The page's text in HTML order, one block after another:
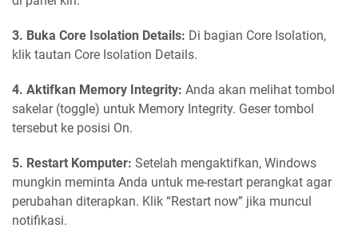
3. Buka Core Isolation Details: Di bagian Core Isolation,
klik tautan Core Isolation Details.
4. Aktifkan Memory Integrity: Anda akan melihat tombol
sakelar (toggle) untuk Memory Integrity. Geser tombol
tersebut ke posisi On.
5. Restart Komputer: Setelah mengaktifkan, Windows
mungkin meminta Anda untuk me-restart perangkat agar
perubahan diterapkan. Klik “Restart now” jika muncul
notifikasi.